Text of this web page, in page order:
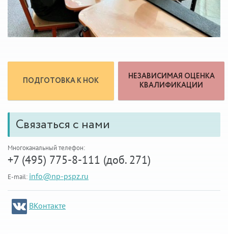
ПОДГОТОВКА К НОК
НЕЗАВИСИМАЯ ОЦЕНКА
КВАЛИФИКАЦИИ
Связаться с нами
Многоканальный телефон:
+7 (495) 775-8-111 (доб. 271)
E-mail: info@np-pspz.ru
ВКонтакте